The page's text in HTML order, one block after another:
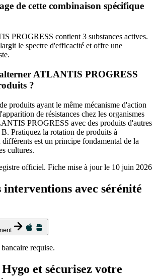
de cette combinaison spécifique
PROGRESS contient 3 substances actives.
le spectre d'efficacité et offre une
ATLANTIS PROGRESS
?
produits ayant le même mécanisme d'action
de résistances chez les organismes
PROGRESS avec des produits d'autres
Pratiquez la rotation de produits à
différents est un principe fondamental de la
cultures.
officiel. Fiche mise à jour le 10 juin 2026
avec sérénité
requise.
et sécurisez votre